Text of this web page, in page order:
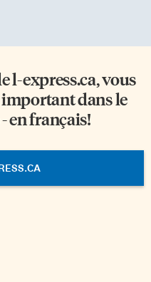
l-express.ca, vous
dans le
en français!